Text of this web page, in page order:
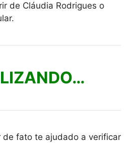
de Cláudia Rodrigues o
de fato te ajudado a verificar